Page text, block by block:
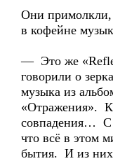
Они
в кофейне
— Это же
говорили о
музыка из
«Отражения».
совпадения… С
что всё в этом
бытия. И из них